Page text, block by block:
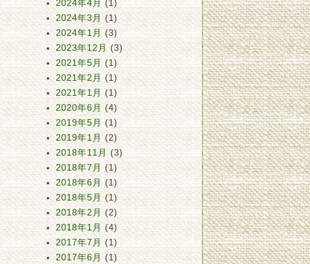
2024年4月 (1)
2024年3月 (1)
2024年1月 (3)
2023年12月(3)
2021年5月 (1)
2021年2月 (1)
2021年1月 (1)
2020年6月 (4)
2019年5月 (1)
2019年1月 (2)
2018年11月(3)
2018年7月 (1)
2018年6月 (1)
2018年5月 (1)
2018年2月 (2)
2018年1月 (4)
2017年7月 (1)
2017年6月 (1)